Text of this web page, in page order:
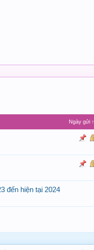
Ngày gửi ↑
đến hiện tại 2024